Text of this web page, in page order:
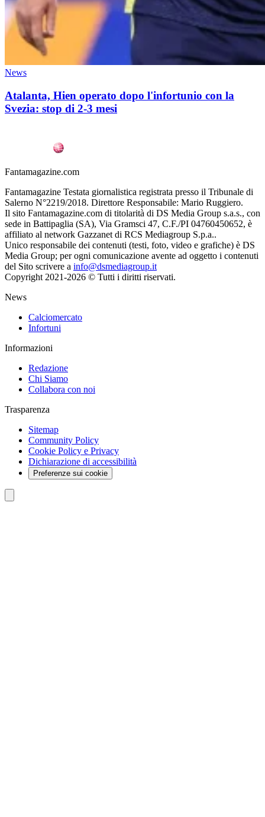
News
Atalanta, Hien operato dopo l'infortunio con la
Svezia: stop di 2-3 mesi
Fantamagazine.com
Fantamagazine Testata giornalistica registrata presso il Tribunale di
Salerno N°2219/2018. Direttore Responsabile: Mario Ruggiero.
Il sito Fantamagazine.com di titolarità di DS Media Group s.a.s., con
sede in Battipaglia (SA), Via Gramsci 47, C.F./PI 04760450652, è
affiliato al network Gazzanet di RCS Mediagroup S.p.a..
Unico responsabile dei contenuti (testi, foto, video e grafiche) è DS
Media Group; per ogni comunicazione avente ad oggetto i contenuti
del Sito scrivere a info@dsmediagroup.it
Copyright 2021-2026 © Tutti i diritti riservati.
News
Calciomercato
Infortuni
Informazioni
Redazione
Chi Siamo
Collabora con noi
Trasparenza
Sitemap
Community Policy
Cookie Policy e Privacy
Dichiarazione di accessibilità
Preferenze sui cookie